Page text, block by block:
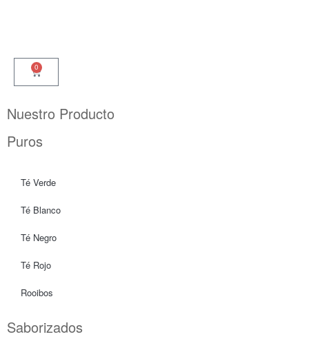
0
Nuestro Producto
Puros
Té Verde
Té Blanco
Té Negro
Té Rojo
Rooibos
Saborizados